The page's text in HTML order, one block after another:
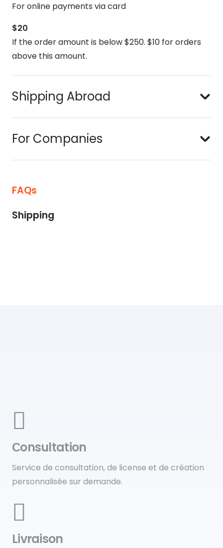
For online payments via card
$20
If the order amount is below $250. $10 for orders
above this amount.
Shipping Abroad
For Companies
FAQs
Shipping
Сonsultation
Service de consultation, de license et de création
personnalisée sur demande.
Livraison